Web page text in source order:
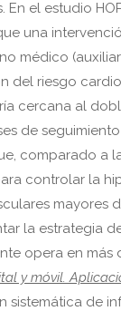
En el estudio
una
médico
del riesgo
cercana al
de
comparado a
controlar la
mayores
la estrategia
opera en más
y móvil.
sistemática de